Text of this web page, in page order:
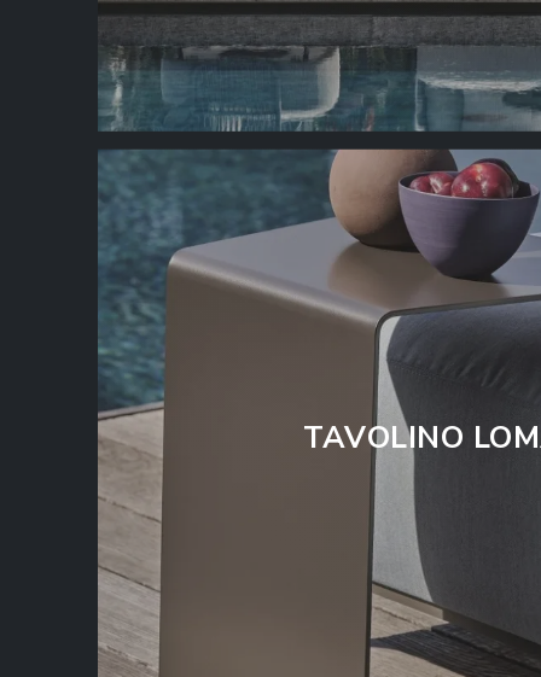
TAVOLINO